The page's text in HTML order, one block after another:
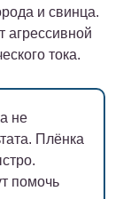
и свинца.
агрессивной
тока.
не
Плёнка
помочь